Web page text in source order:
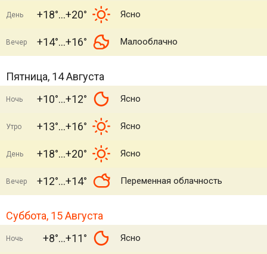
День +18° +20° Ясно
Вечер +14° +16° Малооблачно
Пятница, 14 Августа
Ночь +10° +12° Ясно
Утро +13° +16° Ясно
День +18° +20° Ясно
Вечер +12° +14° Переменная облачность
Суббота, 15 Августа
Ночь +8° +11° Ясно